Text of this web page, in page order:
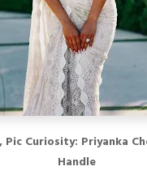
Pic Curiosity: Priyanka
Handle